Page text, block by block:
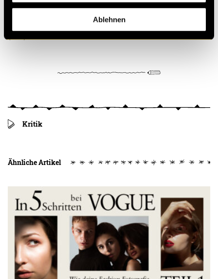
Ablehnen
Hier gelangst du zumPlanner.
Kritik
Ähnliche Artikel